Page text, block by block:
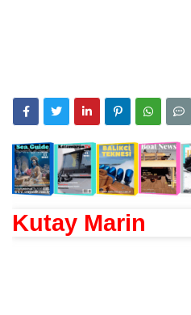
Kutay Marin